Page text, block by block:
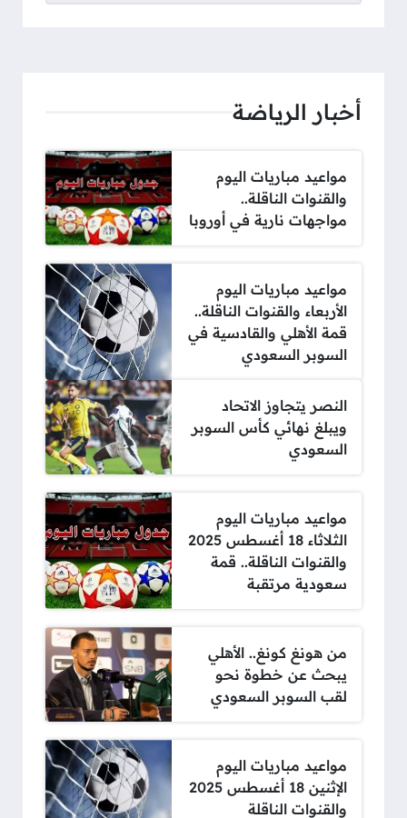
أخبار الرياضة
مواعيد مباريات اليوم
والقنوات الناقلة..
مواجهات نارية في أوروبا
مواعيد مباريات اليوم
الأربعاء والقنوات الناقلة..
قمة الأهلي والقادسية في
السوبر السعودي
النصر يتجاوز الاتحاد
ويبلغ نهائي كأس السوبر
السعودي
مواعيد مباريات اليوم
الثلاثاء 18 أغسطس 2025
والقنوات الناقلة.. قمة
سعودية مرتقبة
من هونغ كونغ.. الأهلي
يبحث عن خطوة نحو
لقب السوبر السعودي
مواعيد مباريات اليوم
الإثنين 18 أغسطس 2025
والقنوات الناقلة